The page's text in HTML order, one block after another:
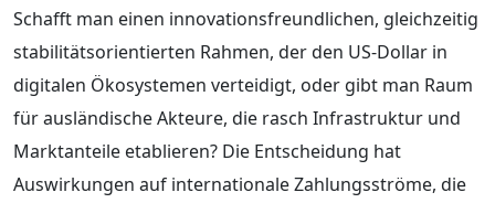
Schafft man einen innovationsfreundlichen, gleichzeitig
stabilitätsorientierten Rahmen, der den US-Dollar in
digitalen Ökosystemen verteidigt, oder gibt man Raum
für ausländische Akteure, die rasch Infrastruktur und
Marktanteile etablieren? Die Entscheidung hat
Auswirkungen auf internationale Zahlungsströme, die